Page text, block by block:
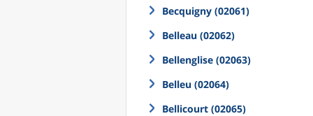
Becquigny (02061)
Belleau (02062)
Bellenglise (02063)
Belleu (02064)
Bellicourt (02065)